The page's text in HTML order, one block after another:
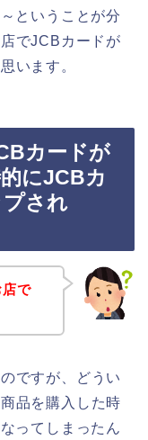
ということが分
でJCBカードが
います。
カードが
にJCBカ
され
で
ですが、どうい
品を購入した時
ってしまったん